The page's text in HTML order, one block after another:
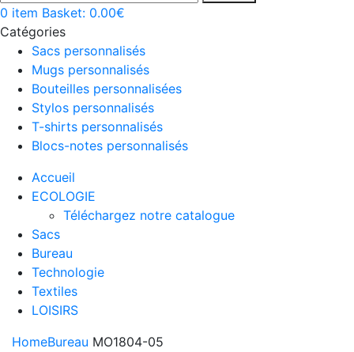
0 item Basket: 0.00€
Catégories
Sacs personnalisés
Mugs personnalisés
Bouteilles personnalisées
Stylos personnalisés
T-shirts personnalisés
Blocs-notes personnalisés
Accueil
ECOLOGIE
Téléchargez notre catalogue
Sacs
Bureau
Technologie
Textiles
LOISIRS
HomeBureau MO1804-05